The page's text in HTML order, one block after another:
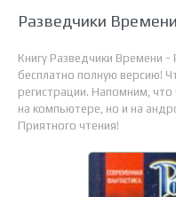
Разведчики
Книгу Разведчики Времени
бесплатно полную версию!
регистрации. Напомним,
на компьютере, но и на
Приятного чтения!